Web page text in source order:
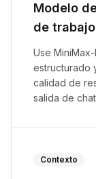
Modelo
de
Use
estructurado
calidad de
salida de
Contexto